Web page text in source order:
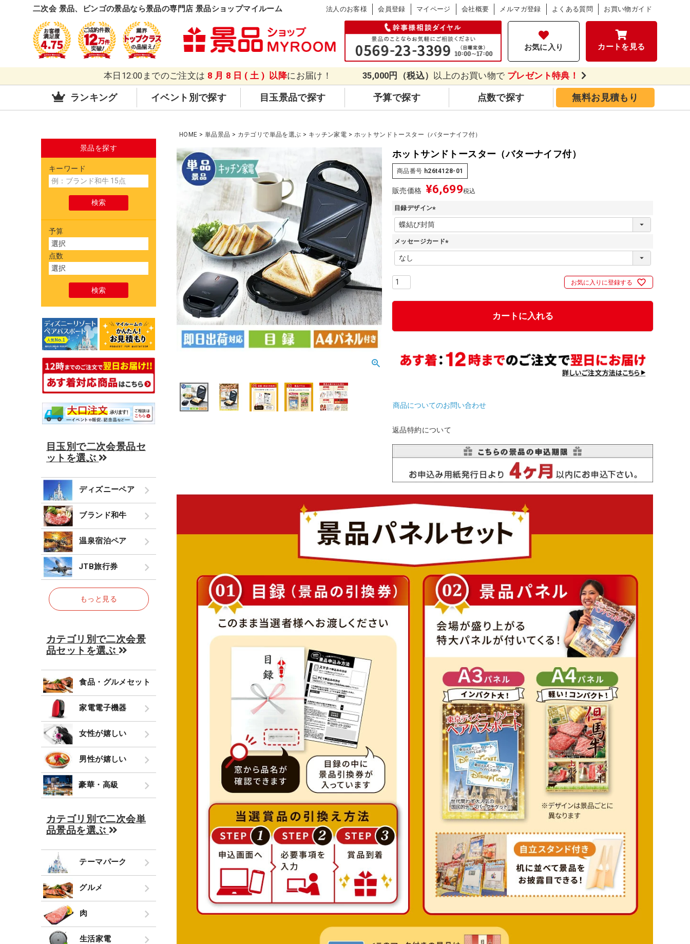
二次会 景品、ビンゴの景品なら景品の専門店 景品ショップマイルーム 法人のお客様 会員登録 マイページ 会社概要 メルマガ登録 よくある質問 お買い物ガイド
お気に入り カートを見る
本日12:00までのご注文は 8月8日(土) 以降にお届け！ 35,000円（税込） 以上のお買い物で プレゼント特典！
ランキング イベント別で探す 目玉景品で探す 予算で探す 点数で探す 無料お見積もり
景品を探す
キーワード
予算
点数
目玉別で二次会景品セ
ットを選ぶ
ディズニーペア
ブランド和牛
温泉宿泊ペア
JTB旅行券
もっと見る
カテゴリ別で二次会景
品セットを選ぶ
食品・グルメセット
家電電子機器
女性が嬉しい
男性が嬉しい
豪華・高級
カテゴリ別で二次会単
品景品を選ぶ
テーマパーク
グルメ
肉
生活家電
HOME 単品景品 カテゴリで単品を選ぶ キッチン家電 ホットサンドトースター（バターナイフ付）
ホットサンドトースター（バターナイフ付）
商品番号 h26t4128-01
販売価格 ¥6,699税込
目録デザイン
(
必
須
)
メッセージカード
必
お気に入りに登録する
カートに入れる
商品についてのお問い合わせ
返品特約について